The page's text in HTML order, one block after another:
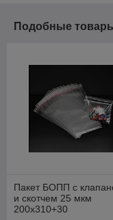
Подобные
Пакет БОПП с
и скотчем 25 мкм
200х310+30